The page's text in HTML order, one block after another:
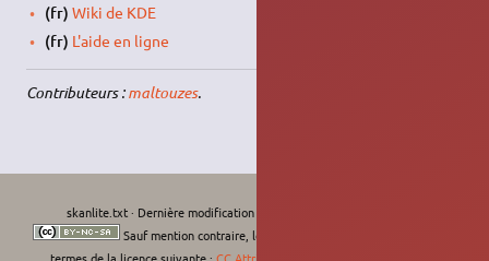
(fr) Wiki de KDE
(fr) L'aide en ligne
Contributeurs :maltouzes.
skanlite.txt· Dernière modification :
Sauf mention contraire, le contenu de ce wiki est placé sous les
termes de la licence suivante : CC Attribution-Noncommercial-Share Alike 4.0